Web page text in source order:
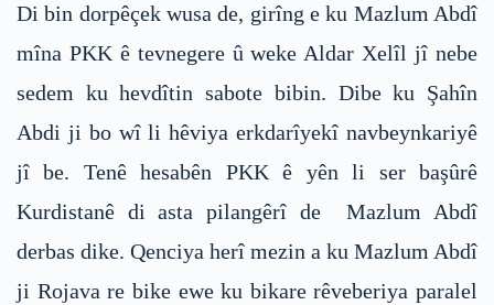
Di bin dorpêçek wusa de, girîng e ku Mazlum Abdî
mîna PKK ê tevnegere û weke Aldar Xelîl jî nebe
sedem ku hevdîtin sabote bibin. Dibe ku Şahîn
Abdi ji bo wî li hêviya erkdarîyekî navbeynkariyê
jî be. Tenê hesabên PKK ê yên li ser başûrê
Kurdistanê di asta pilangêrî de Mazlum Abdî
derbas dike. Qenciya herî mezin a ku Mazlum Abdî
ji Rojava re bike ewe ku bikare rêveberiya paralel